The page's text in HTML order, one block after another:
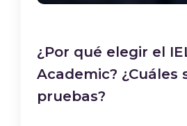
¿Por qué elegir el
Academic? ¿Cuáles
pruebas?